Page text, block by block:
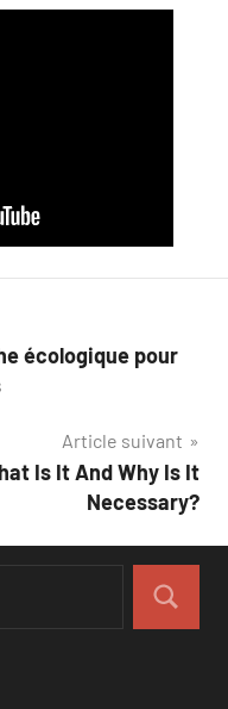
écologique pour
Article suivant
Is It And Why Is It
Necessary?